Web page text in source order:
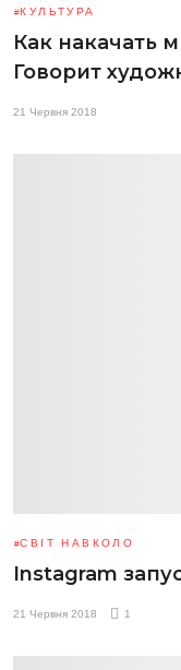
КУЛЬТУРА
Как накачать
Говорит
21 Червня 2018
СВІТ НАВКОЛО
Instagram
21 Червня 2018 1